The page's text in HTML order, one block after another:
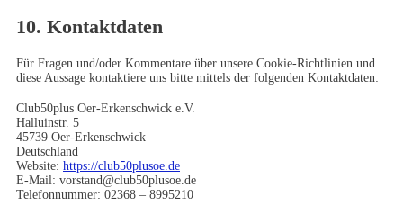
10. Kontaktdaten
Für Fragen und/oder Kommentare über unsere Cookie-Richtlinien und
diese Aussage kontaktiere uns bitte mittels der folgenden Kontaktdaten:
Club50plus Oer-Erkenschwick e.V.
Halluinstr. 5
45739 Oer-Erkenschwick
Deutschland
Website: https://club50plusoe.de
E-Mail: vorstand@club50plusoe.de
Telefonnummer: 02368 – 8995210